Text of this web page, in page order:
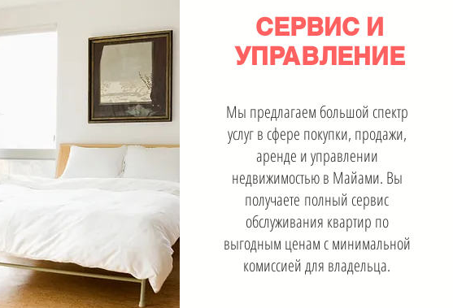
СЕРВИС И
УПРАВЛЕНИЕ
Мы предлагаем большой спектр
услуг в сфере покупки, продажи,
аренде и управлении
недвижимостью в Майами. Вы
получаете полный сервис
обслуживания квартир по
выгодным ценам с минимальной
комиссией для владельца.